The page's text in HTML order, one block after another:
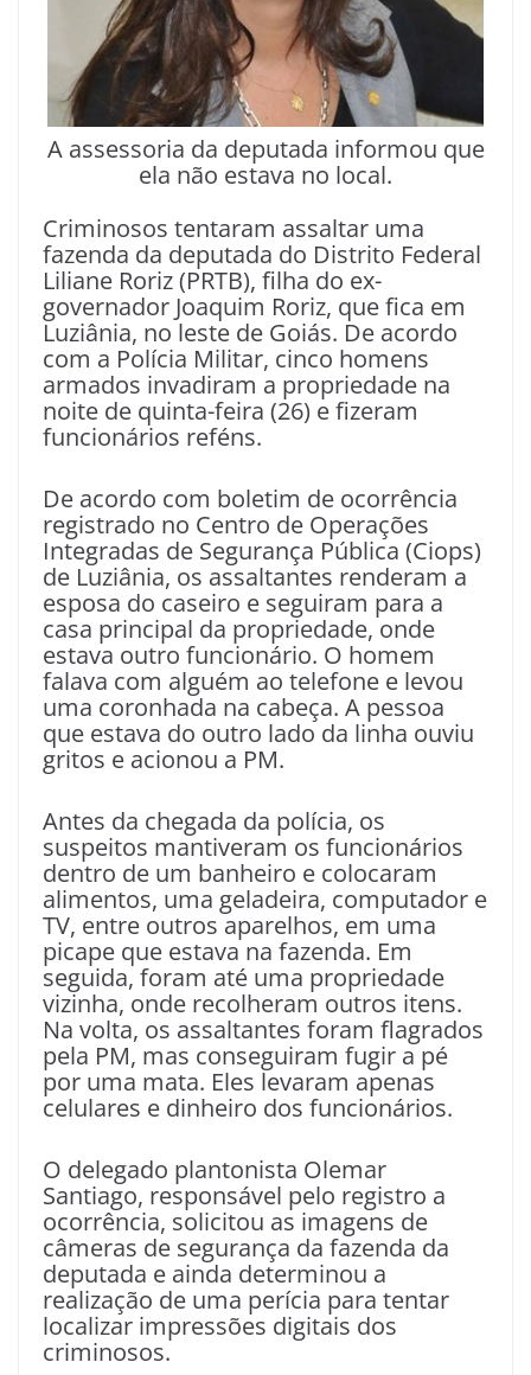
A assessoria da deputada informou que
ela não estava no local.
Criminosos tentaram assaltar uma
fazenda da deputada do Distrito Federal
Liliane Roriz (PRTB), filha do ex-
governador Joaquim Roriz, que fica em
Luziânia, no leste de Goiás. De acordo
com a Polícia Militar, cinco homens
armados invadiram a propriedade na
noite de quinta-feira (26) e fizeram
funcionários reféns.
De acordo com boletim de ocorrência
registrado no Centro de Operações
Integradas de Segurança Pública (Ciops)
de Luziânia, os assaltantes renderam a
esposa do caseiro e seguiram para a
casa principal da propriedade, onde
estava outro funcionário. O homem
falava com alguém ao telefone e levou
uma coronhada na cabeça. A pessoa
que estava do outro lado da linha ouviu
gritos e acionou a PM.
Antes da chegada da polícia, os
suspeitos mantiveram os funcionários
dentro de um banheiro e colocaram
alimentos, uma geladeira, computador e
TV, entre outros aparelhos, em uma
picape que estava na fazenda. Em
seguida, foram até uma propriedade
vizinha, onde recolheram outros itens.
Na volta, os assaltantes foram flagrados
pela PM, mas conseguiram fugir a pé
por uma mata. Eles levaram apenas
celulares e dinheiro dos funcionários.
O delegado plantonista Olemar
Santiago, responsável pelo registro a
ocorrência, solicitou as imagens de
câmeras de segurança da fazenda da
deputada e ainda determinou a
realização de uma perícia para tentar
localizar impressões digitais dos
criminosos.